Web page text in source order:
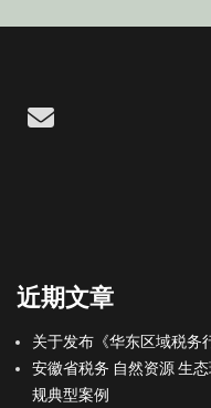
Email
近期文章
关于发布《华东区域税务
安徽省税务 自然资源 生
规典型案例